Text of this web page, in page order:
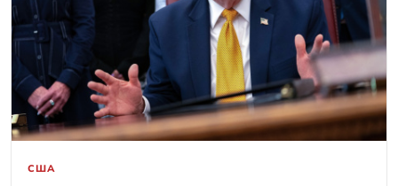
США